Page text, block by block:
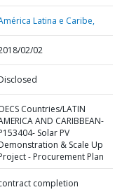
Latina e Caribe,
02/02
Countries/LATIN
AND CARIBBEAN-
Solar PV
& Scale Up
- Procurement Plan
completion